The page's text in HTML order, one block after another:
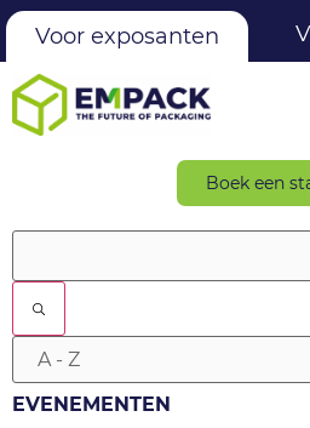
Voor exposanten
Boek een
Filters
EVENEMENTEN